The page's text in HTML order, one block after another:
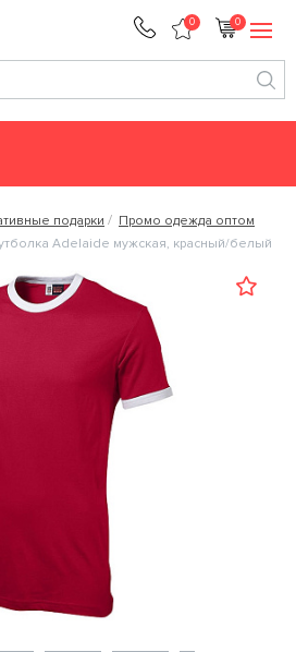
0 0
подарки
Промо одежда оптом
Adelaide мужская, красный/белый